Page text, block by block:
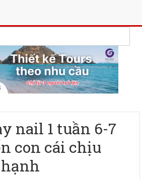
nail 1 tuần 6-7
con cái chịu